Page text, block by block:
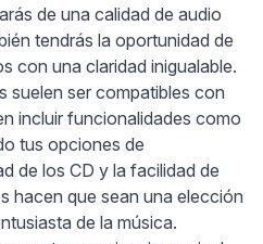
de una calidad de audio
tendrás la oportunidad de
con una claridad inigualable.
suelen ser compatibles con
incluir funcionalidades como
tus opciones de
de los CD y la facilidad de
hacen que sean una elección
de la música.